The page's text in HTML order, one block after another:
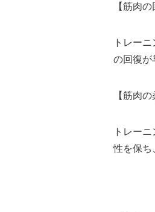
【筋肉
トレー
の回復が
【筋肉
トレー
性を保ち